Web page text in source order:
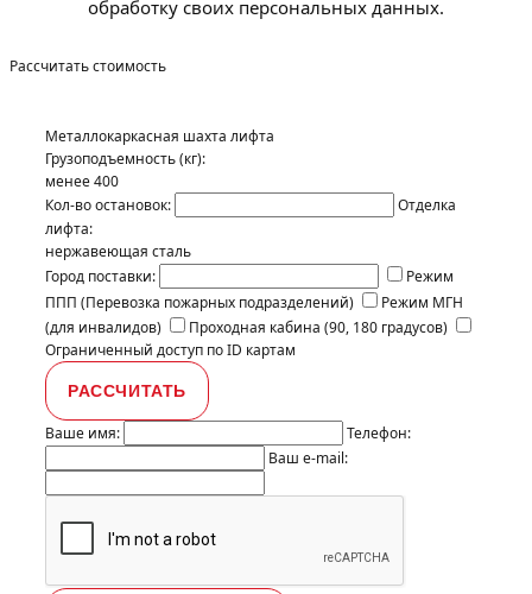
обработку своих персональных данных.
Рассчитать стоимость
Металлокаркасная шахта лифта
Грузоподъемность (кг):
менее 400
Кол-во остановок:
Отделка
лифта:
нержавеющая сталь
Город поставки:
Режим
ППП (Перевозка пожарных подразделений)
Режим МГН
(для инвалидов)
Проходная кабина (90, 180 градусов)
Ограниченный доступ по ID картам
Ваше имя:
Телефон:
Ваш e-mail: